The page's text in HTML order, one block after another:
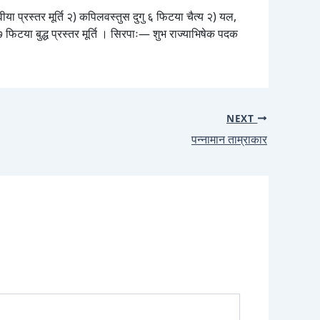
प्रस्तर मूर्ति २) कपिलवस्तुस दुगु ६ फिटया चैत्य २) यल,
फिटया बुद्ध प्रस्तर मूर्ति । सिरपाः— शुभ राज्याभिषेक पदक
NEXT
पन्नामान ताम्राकार